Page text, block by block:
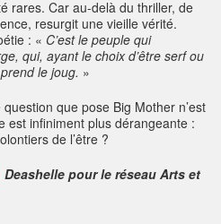
rares. Car au-delà du thriller, de
resurgit une vieille vérité.
: « C’est le peuple qui
qui, ayant le choix d’être serf ou
le joug. »
que pose Big Mother n’est
est infiniment plus dérangeante :
de l’être ?
Deashelle pour le réseau Arts et